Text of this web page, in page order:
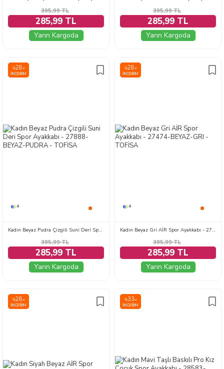
395,99TL
285,99 TL
Yarın Kargoda
395,99TL
285,99 TL
Yarın Kargoda
%28
İNDIRIM
4
Kadın Beyaz Pudra Çizgili Suni Deri Spor Ayakkabı - 27888-BEYAZ-PUDRA
395,99TL
285,99 TL
Yarın Kargoda
%28
İNDIRIM
4
Kadın Beyaz Gri AİR Spor Ayakkabı - 27474-BEYAZ-GRI
395,99TL
285,99 TL
Yarın Kargoda
%28
İNDIRIM
%33
İNDIRIM